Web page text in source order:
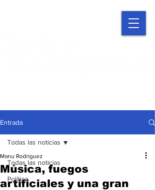
Entrada
Todas las noticias
Política
Todas las noticias
Música, fuegos
artificiales y una gran
Manu Rodríguez